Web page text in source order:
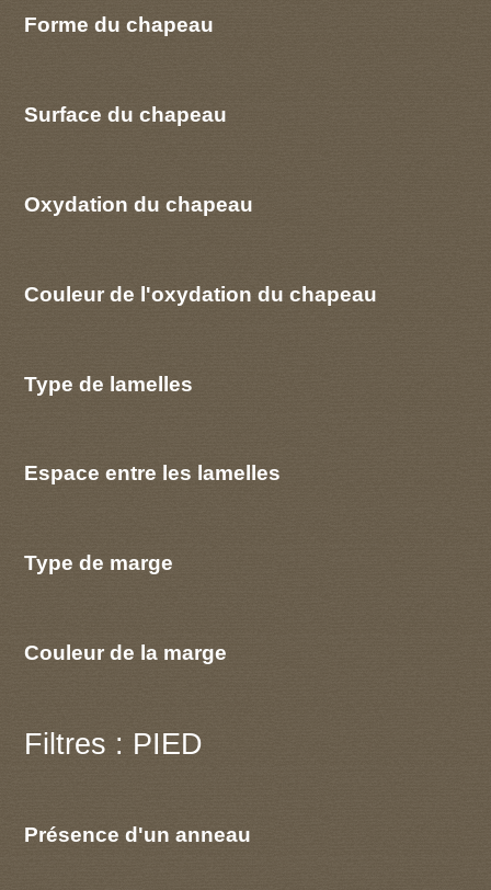
Forme du chapeau
Surface du chapeau
Oxydation du chapeau
Couleur de l'oxydation du chapeau
Type de lamelles
Espace entre les lamelles
Type de marge
Couleur de la marge
Filtres : PIED
Présence d'un anneau